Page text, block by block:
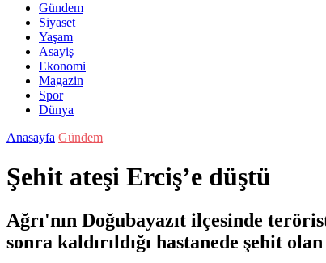
Gündem
Siyaset
Yaşam
Asayiş
Ekonomi
Magazin
Spor
Dünya
Anasayfa Gündem
Şehit ateşi Erciş’e düştü
Ağrı'nın Doğubayazıt ilçesinde
sonra kaldırıldığı hastanede şehit